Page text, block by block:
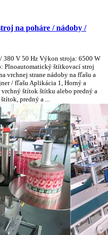
na poháre / nádoby /
380 V 50 Hz Výkon stroja: 6500 W
Plnoautomatický štítkovací stroj
vrchnej strane nádoby na fľašu a
/ fľašu Aplikácia 1, Horný a
štítok štítku alebo predný a
predný a ...